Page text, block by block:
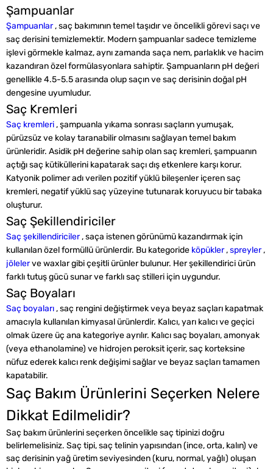
Şampuanlar
Şampuanlar, saç bakımının temel taşıdır ve öncelikli görevi saçı ve
saç derisini temizlemektir. Modern şampuanlar sadece temizleme
işlevi görmekle kalmaz, aynı zamanda saça nem, parlaklık ve hacim
kazandıran özel formülasyonlara sahiptir. Şampuanların pH değeri
genellikle 4.5-5.5 arasında olup saçın ve saç derisinin doğal pH
dengesine uyumludur.
Saç Kremleri
Saç kremleri , şampuanla yıkama sonrası saçların yumuşak,
pürüzsüz ve kolay taranabilir olmasını sağlayan temel bakım
ürünleridir. Asidik pH değerine sahip olan saç kremleri, şampuanın
açtığı saç kütiküllerini kapatarak saçı dış etkenlere karşı korur.
Katyonik polimer adı verilen pozitif yüklü bileşenler içeren saç
kremleri, negatif yüklü saç yüzeyine tutunarak koruyucu bir tabaka
oluşturur.
Saç Şekillendiriciler
Saç şekillendiriciler, saça istenen görünümü kazandırmak için
kullanılan özel formüllü ürünlerdir. Bu kategoride köpükler,spreyler,
jölelerve waxlar gibi çeşitli ürünler bulunur. Her şekillendirici ürün
farklı tutuş gücü sunar ve farklı saç stilleri için uygundur.
Saç Boyaları
Saç boyaları , saç rengini değiştirmek veya beyaz saçları kapatmak
amacıyla kullanılan kimyasal ürünlerdir. Kalıcı, yarı kalıcı ve geçici
olmak üzere üç ana kategoriye ayrılır. Kalıcı saç boyaları, amonyak
(veya ethanolamine) ve hidrojen peroksit içerir, saç korteksine
nüfuz ederek kalıcı renk değişimi sağlar ve beyaz saçları tamamen
kapatabilir.
Saç Bakım Ürünlerini Seçerken Nelere
Dikkat Edilmelidir?
Saç bakım ürünlerini seçerken öncelikle saç tipinizi doğru
belirlemelisiniz. Saç tipi, saç telinin yapısından (ince, orta, kalın) ve
saç derisinin yağ üretim seviyesinden (kuru, normal, yağlı) oluşan